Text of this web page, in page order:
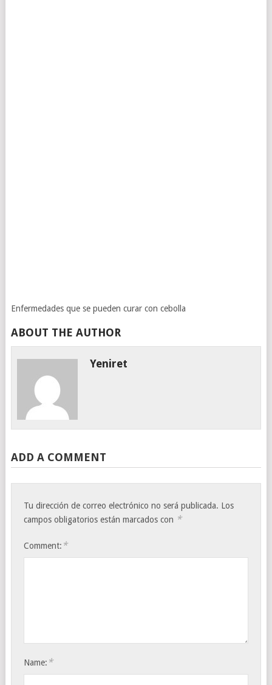
Enfermedades que se pueden curar con cebolla
ABOUT THE AUTHOR
Yeniret
ADD A COMMENT
Tu dirección de correo electrónico no será publicada. Los
campos obligatorios están marcados con *
Comment: *
Name: *